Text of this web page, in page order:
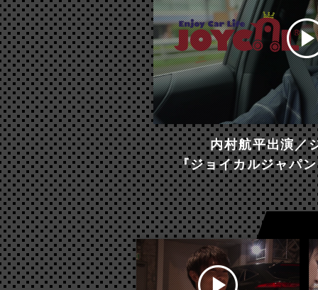
内村航平出演／
『ジョイカルジャパ